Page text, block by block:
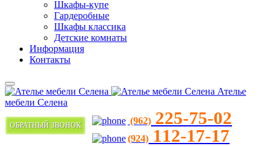
Шкафы-купе
Гардеробные
Шкафы классика
Детские комнаты
Информация
Контакты
Ателье
мебели Селена
ОБРАТНЫЙ ЗВОНОК (962) 225-75-02
(924) 112-17-17